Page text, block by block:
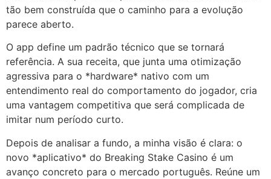
tão bem construída que o caminho para a evolução
parece aberto.
O app define um padrão técnico que se tornará
referência. A sua receita, que junta uma otimização
agressiva para o *hardware* nativo com um
entendimento real do comportamento do jogador, cria
uma vantagem competitiva que será complicada de
imitar num período curto.
Depois de analisar a fundo, a minha visão é clara: o
novo *aplicativo* do Breaking Stake Casino é um
avanço concreto para o mercado português. Reúne um